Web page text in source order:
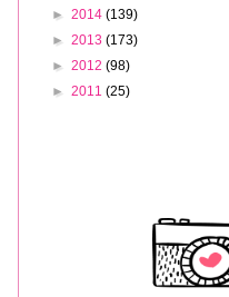
► 2014 (139)
► 2013 (173)
► 2012 (98)
► 2011 (25)